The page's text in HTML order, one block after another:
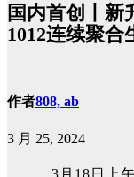
国内首创丨新
1012连续聚合
作者808, ab
3 月 25, 2024
3月18日上